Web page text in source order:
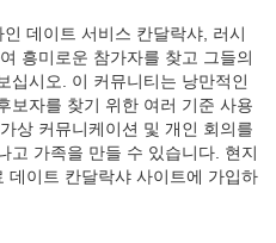
데이트 서비스 칸달락샤, 러시
흥미로운 참가자를 찾고 그들의
십시오. 이 커뮤니티는 낭만적인
보자를 찾기 위한 여러 기준 사용
상 커뮤니케이션 및 개인 회의를
고 가족을 만들 수 있습니다. 현지
데이트 칸달락샤 사이트에 가입하